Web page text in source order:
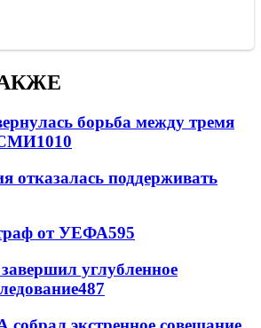
борьба между тремя
1010
отказалась поддерживать
от УЕФА595
углубленное
487